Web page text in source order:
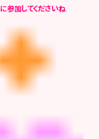
に参加してくださいね